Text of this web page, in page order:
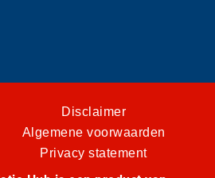
Disclaimer
Algemene voorwaarden
Privacy statement